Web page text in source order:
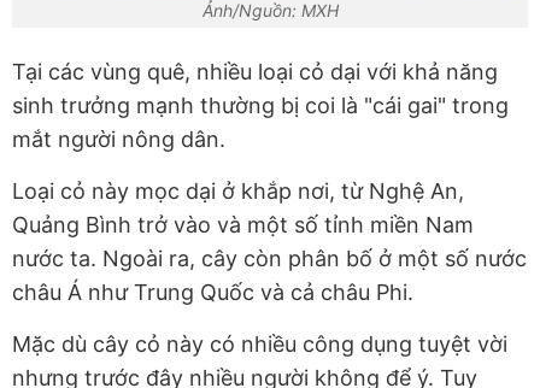
Ảnh/Nguồn: MXH
Tại các vùng quê, nhiều loại cỏ dại với khả năng
sinh trưởng mạnh thường bị coi là "cái gai" trong
mắt người nông dân.
Loại cỏ này mọc dại ở khắp nơi, từ Nghệ An,
Quảng Bình trở vào và một số tỉnh miền Nam
nước ta. Ngoài ra, cây còn phân bố ở một số nước
châu Á như Trung Quốc và cả châu Phi.
Mặc dù cây cỏ này có nhiều công dụng tuyệt vời
nhưng trước đây nhiều người không để ý. Tuy